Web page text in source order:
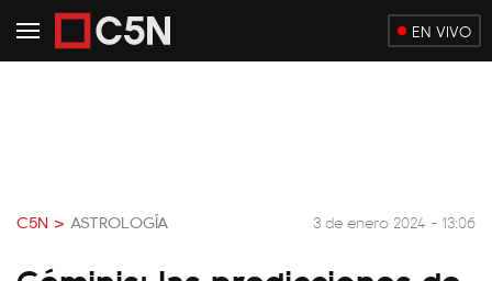
EN VIVO
C5N > ASTROLOGÍA 3 de enero 2024 - 13:06